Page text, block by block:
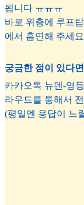
됩니다 ㅠㅠㅠ
바로 위층에 루프
에서 흡연해 주세
궁금한 점이 있다
카카오톡 뉴덴-영
라우드를 통해서
(평일엔 응답이 느